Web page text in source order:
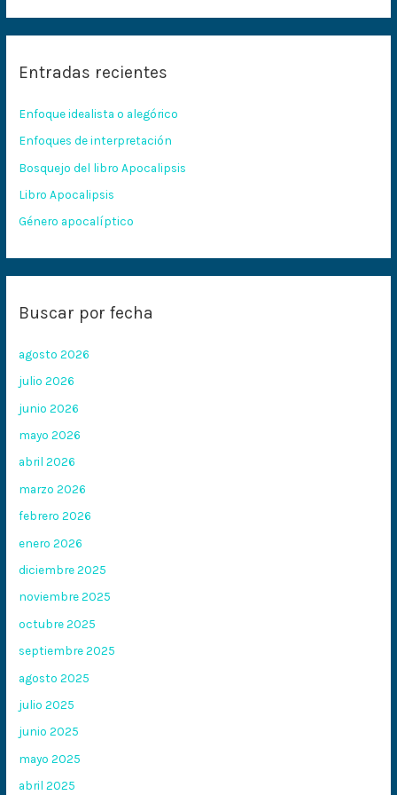
a
p
o
r
:
Entradas recientes
Enfoque idealista o alegórico
Enfoques de interpretación
Bosquejo del libro Apocalipsis
Libro Apocalipsis
Género apocalíptico
Buscar por fecha
agosto 2026
julio 2026
junio 2026
mayo 2026
abril 2026
marzo 2026
febrero 2026
enero 2026
diciembre 2025
noviembre 2025
octubre 2025
septiembre 2025
agosto 2025
julio 2025
junio 2025
mayo 2025
abril 2025